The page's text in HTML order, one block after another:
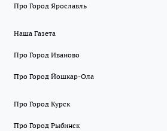
Про Город Ярославль
Наша Газета
Про Город Иваново
Про Город Йошкар-Ола
Про Город Курск
Про Город Рыбинск